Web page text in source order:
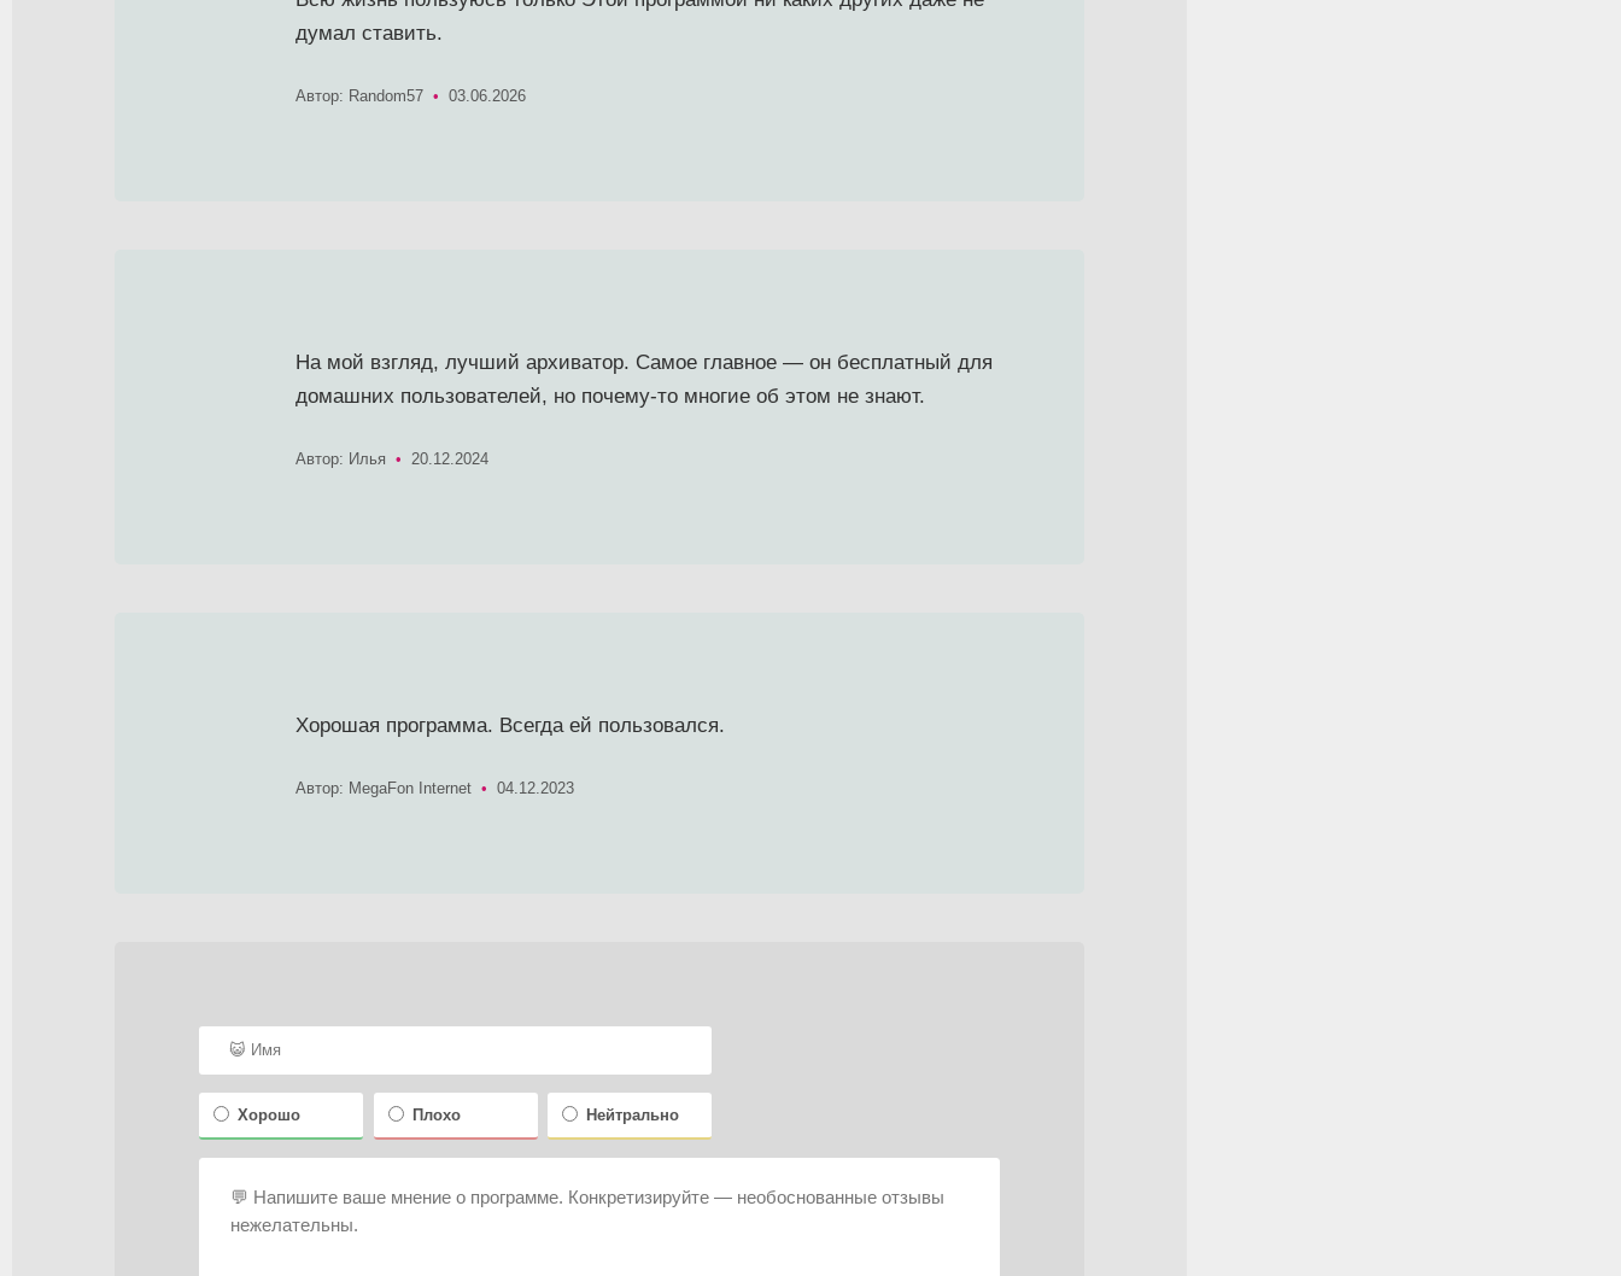
думал ставить.
Автор: Random57 • 03.06.2026
На мой взгляд, лучший архиватор. Самое главное — он бесплатный для
домашних пользователей, но почему-то многие об этом не знают.
Автор: Илья • 20.12.2024
Хорошая программа. Всегда ей пользовался.
Автор: MegaFon Internet • 04.12.2023
Хорошо Плохо Нейтрально